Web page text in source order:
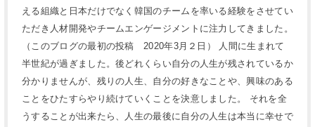
える組織と日本だけでなく韓国のチームを率いる経験をさせてい
ただき人材開発やチームエンゲージメントに注力してきました。
（このブログの最初の投稿 2020年3月２日） 人間に生まれて
半世紀が過ぎました。後どれくらい自分の人生が残されているか
分かりませんが、残りの人生、自分の好きなことや、興味のある
ことをひたすらやり続けていくことを決意しました。 それを全
うすることが出来たら、人生の最後に自分の人生は本当に幸せで